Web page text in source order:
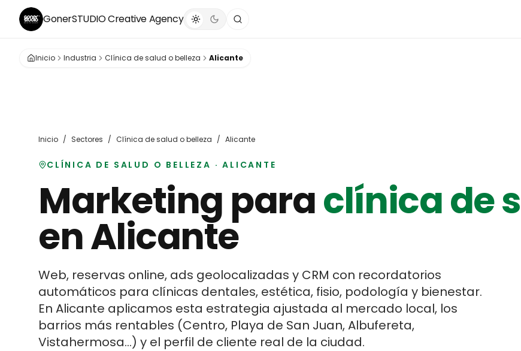
GonerSTUDIOCreative Agency
Inicio Industria Clínica de salud o belleza Alicante
Inicio / Sectores / Clínica de salud o belleza / Alicante
CLÍNICA DE SALUD O BELLEZA ·ALICANTE
Marketing paraclínica de
enAlicante
Web, reservas online, ads geolocalizadas y CRM con recordatorios
automáticos para clínicas dentales, estética, fisio, podología y bienestar.
En Alicante aplicamos esta estrategia ajustada al mercado local, los
barrios más rentables (Centro, Playa de San Juan, Albufereta,
Vistahermosa…) y el perfil de cliente real de la ciudad.